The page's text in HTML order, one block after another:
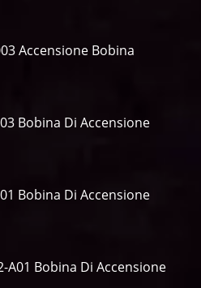
Accensione Bobina
Bobina Di Accensione
Bobina Di Accensione
A01 Bobina Di Accensione